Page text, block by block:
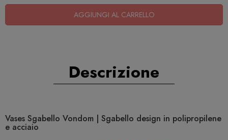
AGGIUNGI AL CARRELLO
Descrizione
Vases Sgabello Vondom | Sgabello design in polipropilene
e acciaio